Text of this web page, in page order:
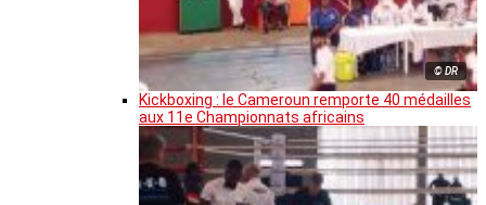
© DR
Kickboxing : le Cameroun remporte 40 médailles
aux 11e Championnats africains